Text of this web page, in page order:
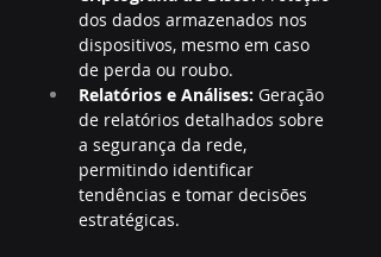
dos dados armazenados nos
dispositivos, mesmo em caso
de perda ou roubo.
Relatórios e Análises: Geração
de relatórios detalhados sobre
a segurança da rede,
permitindo identificar
tendências e tomar decisões
estratégicas.